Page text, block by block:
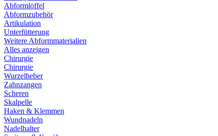
Abformlöffel
Abformzubehör
Artikulation
Unterfütterung
Weitere Abformmaterialien
Alles anzeigen
Chirurgie
Chirurgie
Wurzelheber
Zahnzangen
Scheren
Skalpelle
Haken & Klemmen
Wundnadeln
Nadelhalter